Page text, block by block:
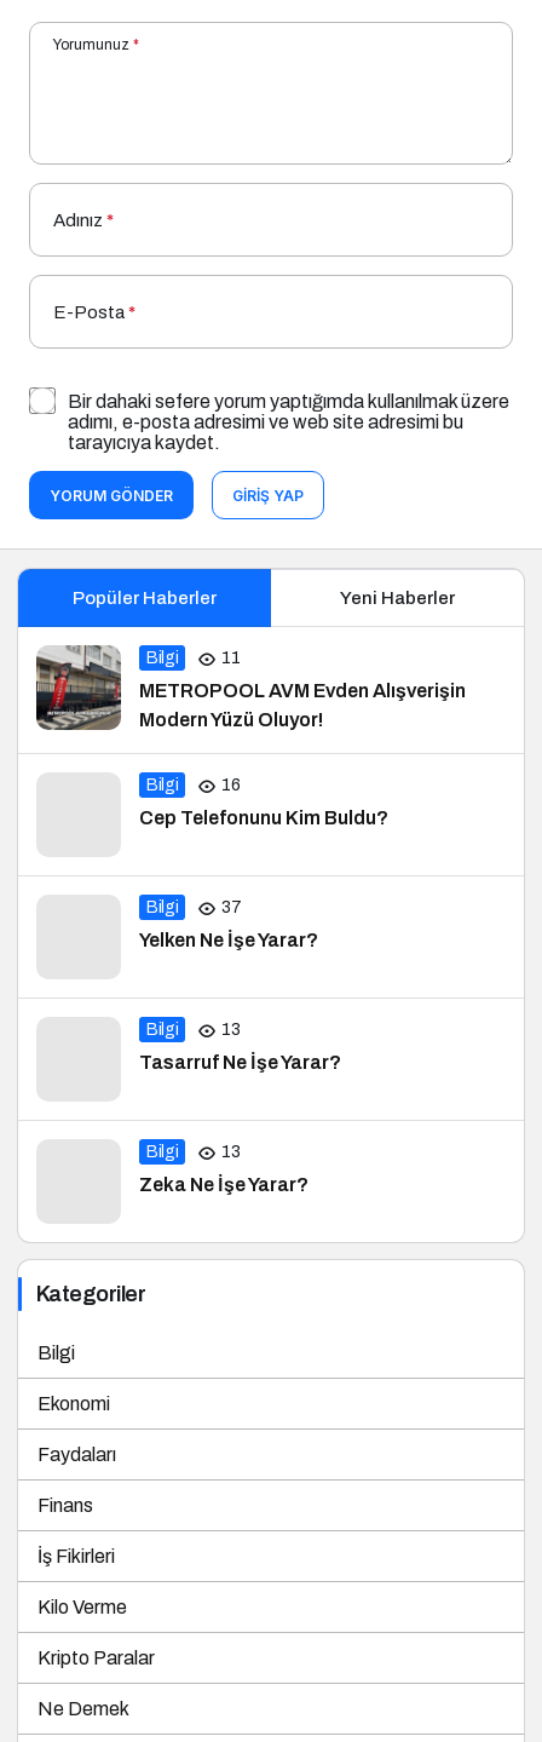
Yorumunuz *
Adınız *
E-Posta*
Bir dahaki sefere yorum yaptığımda kullanılmak üzere
adımı, e-posta adresimi ve web site adresimi bu
tarayıcıya kaydet.
YORUM GÖNDER GIRIŞ YAP
Popüler Haberler Yeni Haberler
Bilgi 11
METROPOOL AVM Evden Alışverişin
Modern Yüzü Oluyor!
Bilgi 16
Cep Telefonunu Kim Buldu?
Bilgi 37
Yelken Ne İşe Yarar?
Bilgi 13
Tasarruf Ne İşe Yarar?
Bilgi 13
Zeka Ne İşe Yarar?
Kategoriler
Bilgi
Ekonomi
Faydaları
Finans
İş Fikirleri
Kilo Verme
Kripto Paralar
Ne Demek